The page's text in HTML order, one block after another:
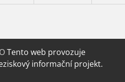
Tento web provozuje
informační projekt.